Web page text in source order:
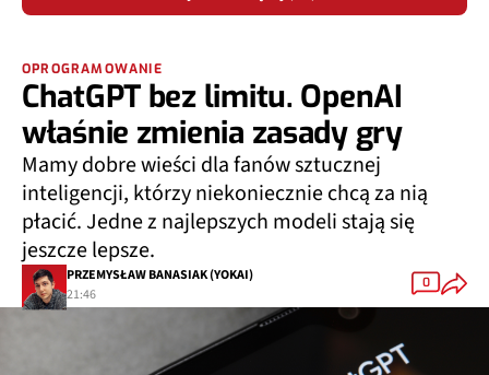
OPROGRAMOWANIE
ChatGPT bez limitu. OpenAI
właśnie zmienia zasady gry
Mamy dobre wieści dla fanów sztucznej
inteligencji, którzy niekoniecznie chcą za nią
płacić. Jedne z najlepszych modeli stają się
jeszcze lepsze.
PRZEMYSŁAW BANASIAK (YOKAI)
21:46
0